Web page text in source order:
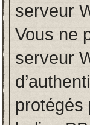
serveur
Vous ne
serveur
protégés